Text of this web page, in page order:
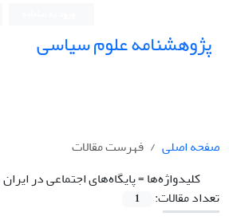
پژوهشنامه علوم سیاسی
صفحه اصلی
فهرست مقالات
کلیدواژه‌ها =پایگاه‌های اجتماعی در ایران
تعداد مقالات:
1